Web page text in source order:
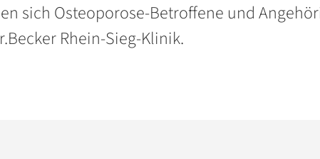
sich Osteoporose-Betroffene und
Rhein-Sieg-Klinik.